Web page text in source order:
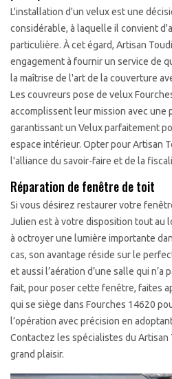
L'installation d'un velux est une
considérable, à laquelle il convient
particulière. À cet égard, Artisan
engagement à fournir un service de
la maîtrise de l'art de la couverture
Les couvreurs pose de velux
accomplissent leur mission avec une
garantissant un Velux parfaitement
espace intérieur. Opter pour Artisan
l'alliance du savoir-faire et de la
Réparation de fenêtre de toit
Si vous désirez restaurer votre
Julien est à votre disposition tout au
à octroyer une lumière importante
cas, son avantage réside sur le
et aussi l’aération d’une salle qui n’a
fait, pour poser cette fenêtre, faites
qui se siège dans Fourches 14620
l’opération avec précision en
Contactez les spécialistes du Artisan
grand plaisir.